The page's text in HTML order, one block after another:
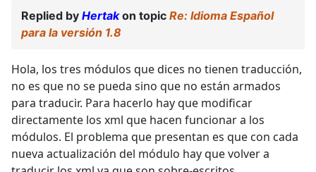
Replied by Hertakon topic Re: Idioma Español
para la versión 1.8
Hola, los tres módulos que dices no tienen traducción,
no es que no se pueda sino que no están armados
para traducir. Para hacerlo hay que modificar
directamente los xml que hacen funcionar a los
módulos. El problema que presentan es que con cada
nueva actualización del módulo hay que volver a